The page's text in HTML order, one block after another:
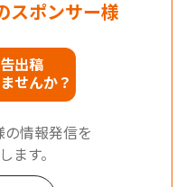
スポンサー様
出稿
せんか？
の情報発信を
ます。